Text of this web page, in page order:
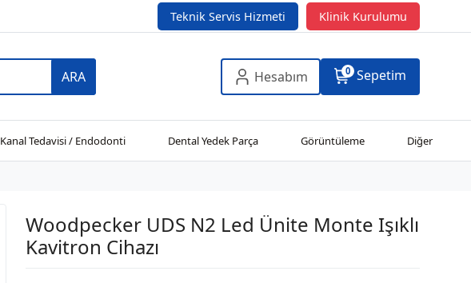
Teknik Servis Hizmeti Klinik Kurulumu
ARA Hesabım 0 Sepetim
Kanal Tedavisi / Endodonti Dental Yedek Parça Görüntüleme Diğer
Woodpecker UDS N2 Led Ünite Monte Işıklı
Kavitron Cihazı